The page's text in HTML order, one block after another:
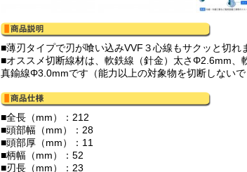
■薄刃タイプで刃が喰い込みVVF３心線もサクッと切れ
■オススメ切断線材は、軟鉄線（針金）太さΦ2.6mm
真鍮線Φ3.0mmです（能力以上の対象物を切断しないで
■全長（mm）：212
■頭部幅（mm）：28
■頭部厚（mm）：11
■柄幅（mm）：52
■刃長（mm）：23